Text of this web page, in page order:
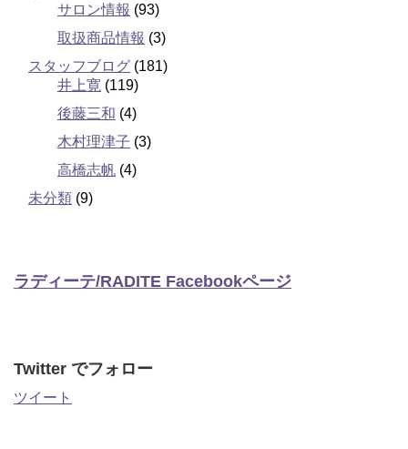
サロン情報 (93)
取扱商品情報 (3)
スタッフブログ (181)
井上寛 (119)
後藤三和 (4)
木村理津子 (3)
高橋志帆 (4)
未分類 (9)
ラディーテ/RADITE Facebookページ
Twitter でフォロー
ツイート